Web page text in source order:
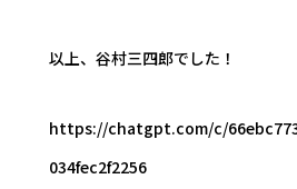
以上、谷村三四郎でした！
https://chatgpt.com/c/
034fec2f2256